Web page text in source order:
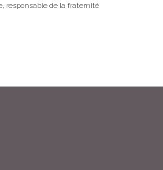
responsable de la fraternité